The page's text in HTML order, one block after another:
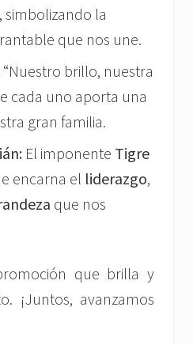
, simbolizando la
que nos une.
“Nuestro brillo, nuestra
cada uno aporta una
gran familia.
El imponente Tigre
encarna el liderazgo,
que nos
que brilla y
¡Juntos, avanzamos